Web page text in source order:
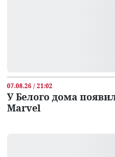
07.08.26 / 21:02
У Белого дома
Marvel